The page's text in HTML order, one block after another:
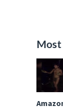
Most